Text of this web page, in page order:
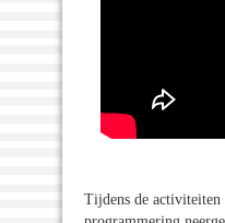
Tijdens de activiteiten